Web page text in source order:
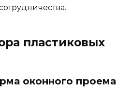
пластиковых
оконного проема